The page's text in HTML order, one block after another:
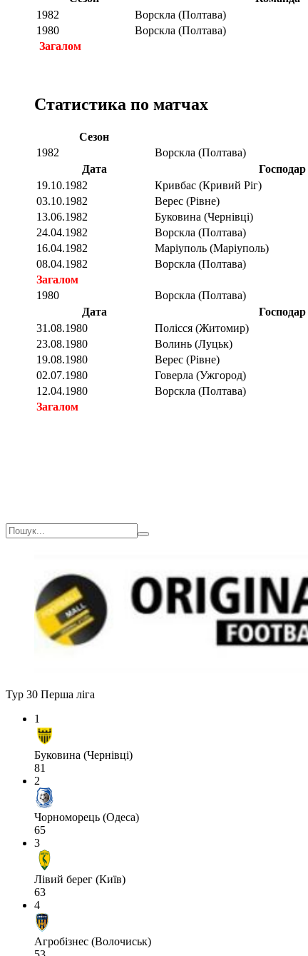
1982
Ворскла (Полтава)
1980
Ворскла (Полтава)
Загалом
Статистика по матчах
Сезон
1982
Ворскла (Полтава)
Дата
Господар
19.10.1982
Кривбас (Кривий Ріг)
03.10.1982
Верес (Рівне)
13.06.1982
Буковина (Чернівці)
24.04.1982
Ворскла (Полтава)
16.04.1982
Маріуполь (Маріуполь)
08.04.1982
Ворскла (Полтава)
Загалом
1980
Ворскла (Полтава)
Дата
Господар
31.08.1980
Полісся (Житомир)
23.08.1980
Волинь (Луцьк)
19.08.1980
Верес (Рівне)
02.07.1980
Говерла (Ужгород)
12.04.1980
Ворскла (Полтава)
Загалом
Тур 30 Перша ліга
1
Буковина (Чернівці)
81
2
Чорноморець (Одеса)
65
3
Лівий берег (Київ)
63
4
Агробізнес (Волочиськ)